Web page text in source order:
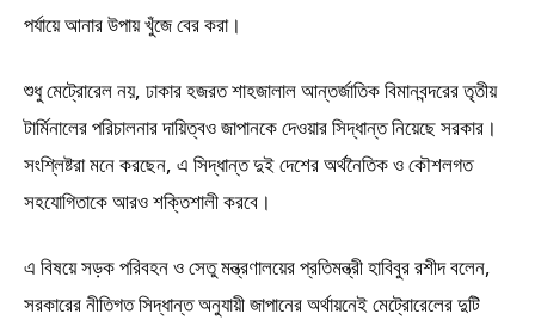
পর্যায়ে আনার উপায় খুঁজে বের করা।
শুধু মেট্রোরেল নয়, ঢাকার হজরত শাহজালাল আন্তর্জাতিক বিমানবন্দরের তৃতীয়
টার্মিনালের পরিচালনার দায়িত্বও জাপানকে দেওয়ার সিদ্ধান্ত নিয়েছে সরকার।
সংশ্লিষ্টরা মনে করছেন, এ সিদ্ধান্ত দুই দেশের অর্থনৈতিক ও কৌশলগত
সহযোগিতাকে আরও শক্তিশালী করবে।
এ বিষয়ে সড়ক পরিবহন ও সেতু মন্ত্রণালয়ের প্রতিমন্ত্রী হাবিবুর রশীদ বলেন,
সরকারের নীতিগত সিদ্ধান্ত অনুযায়ী জাপানের অর্থায়নেই মেট্রোরেলের দুটি